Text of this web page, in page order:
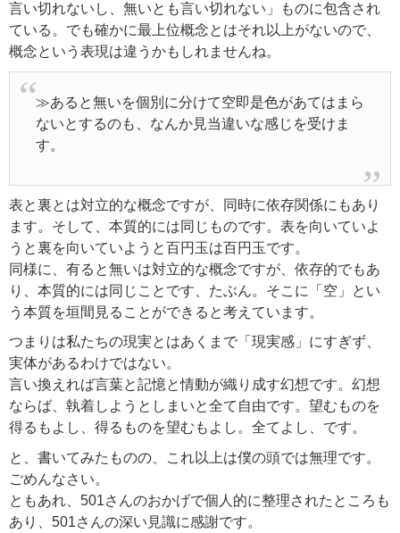
言い切れないし、無いとも言い切れない」ものに包含され
ている。でも確かに最上位概念とはそれ以上がないので、
概念という表現は違うかもしれませんね。
≫あると無いを個別に分けて空即是色があてはまら
ないとするのも、なんか見当違いな感じを受けま
す。
表と裏とは対立的な概念ですが、同時に依存関係にもあり
ます。そして、本質的には同じものです。表を向いていよ
うと裏を向いていようと百円玉は百円玉です。
同様に、有ると無いは対立的な概念ですが、依存的でもあ
り、本質的には同じことです、たぶん。そこに「空」とい
う本質を垣間見ることができると考えています。
つまりは私たちの現実とはあくまで「現実感」にすぎず、
実体があるわけではない。
言い換えれば言葉と記憶と情動が織り成す幻想です。幻想
ならば、執着しようとしまいと全て自由です。望むものを
得るもよし、得るものを望むもよし。全てよし、です。
と、書いてみたものの、これ以上は僕の頭では無理です。
ごめんなさい。
ともあれ、501さんのおかげで個人的に整理されたところも
あり、501さんの深い見識に感謝です。